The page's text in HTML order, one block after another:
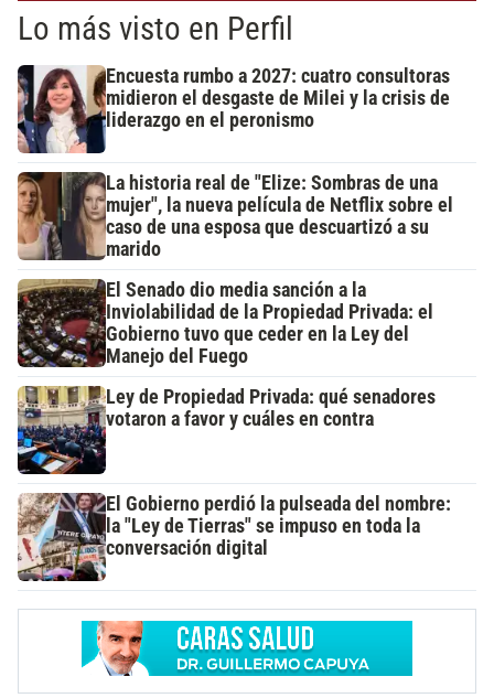
Lo más visto en Perfil
Encuesta rumbo a 2027: cuatro consultoras
midieron el desgaste de Milei y la crisis de
liderazgo en el peronismo
La historia real de "Elize: Sombras de una
mujer", la nueva película de Netflix sobre el
caso de una esposa que descuartizó a su
marido
El Senado dio media sanción a la
Inviolabilidad de la Propiedad Privada: el
Gobierno tuvo que ceder en la Ley del
Manejo del Fuego
Ley de Propiedad Privada: qué senadores
votaron a favor y cuáles en contra
El Gobierno perdió la pulseada del nombre:
la "Ley de Tierras" se impuso en toda la
conversación digital